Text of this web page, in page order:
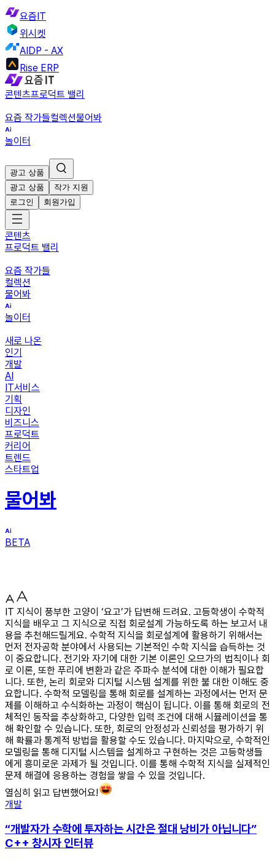
요즘IT
위시켓
AIDP - AX
Rise ERP
콘텐츠프로덕트 밸리
요즘 작가들컬렉션물어봐
놀이터
광고 상품
광고 상품
작가 지원
로그인
회원가입
콘텐츠
프로덕트 밸리
요즘 작가들
컬렉션
물어봐
놀이터
새로 나온
인기
개발
AI
IT서비스
기획
디자인
비즈니스
프로덕트
커리어
트렌드
스타트업
물어봐
BETA
IT 지식이 풍부한 고양이 ‘요고’가 답변해 드려요. 고등학생이 수학적
지식을 배우고 그 지식으로 직접 회로설계 가능하도록 하는 보고서 내
용을 추천해드릴게요. 수학적 지식을 회로설계에 활용하기 위해서는
먼저 전자공학 분야에서 사용되는 기본적인 수학 지식을 습득하는 것
이 중요합니다. 전기와 자기에 대한 기본 이론인 오므가의 법칙이나 회
로 이론, 또한 푸리에 변환과 같은 주파수 분석에 대한 이해가 필요합
니다. 또한, 논리 회로와 디지털 시스템 설계를 위한 불 대한 이해도 중
요합니다. 수학적 모델링을 통해 회로를 설계하는 과정에서는 먼저 문
제를 이해하고 수식화하는 과정이 핵심이 됩니다. 이를 통해 회로의 전
체적인 동작을 추상화하고, 다양한 입력 조건에 대해 시뮬레이션을 통
해 확인할 수 있습니다. 또한, 회로의 안정성과 신뢰성을 평가하기 위
해 확률과 통계적 방법을 활용할 수도 있습니다. 마지막으로, 수학적인
모델링을 통해 디지털 시스템을 설계하고 구현하는 것은 고등학생들
에게 흥미로운 과제가 될 것입니다. 이를 통해 수학적 지식을 실제적인
문제 해결에 응용하는 경험을 쌓을 수 있을 것입니다.
열심히 읽고 답변했어요!
개발
“개발자가 수학에 투자하는 시간은 절대 낭비가 아닙니다”
C++ 창시자 인터뷰